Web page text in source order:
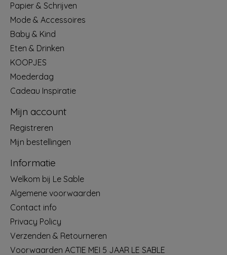
Papier & Schrijven
Mode & Accessoires
Baby & Kind
Eten & Drinken
KOOPJES
Moederdag
Cadeau Inspiratie
Mijn account
Registreren
Mijn bestellingen
Informatie
Welkom bij Le Sable
Algemene voorwaarden
Contact info
Privacy Policy
Verzenden & Retourneren
Voorwaarden ACTIE MEI 5 JAAR LE SABLE